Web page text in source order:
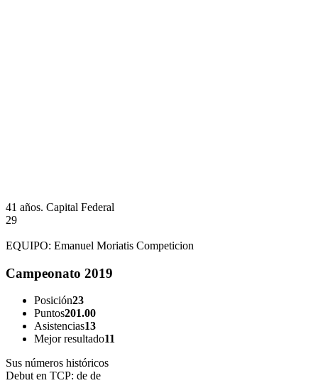
41 años. Capital Federal
29
EQUIPO: Emanuel Moriatis Competicion
Campeonato 2019
Posición23
Puntos201.00
Asistencias13
Mejor resultado11
Sus números históricos
Debut en TCP: de de